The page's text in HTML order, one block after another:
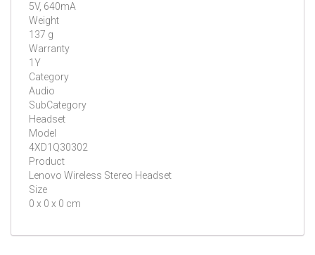
5V, 640mA
Weight
137 g
Warranty
1Y
Category
Audio
SubCategory
Headset
Model
4XD1Q30302
Product
Lenovo Wireless Stereo Headset
Size
0 x 0 x 0 cm